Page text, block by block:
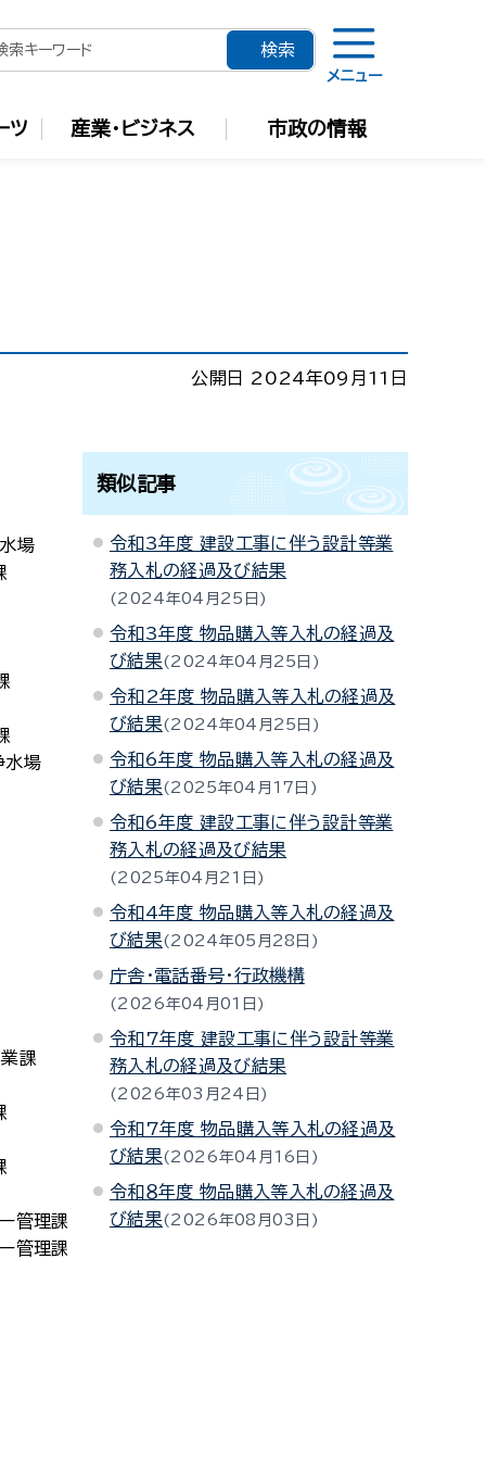
メニュー
ツ 産業・ビジネス 市政の情報
公開日 2024年09月11日
場
水場
課
管理課
管理課
類似記事
令和3年度 建設工事に伴う設計等業
務入札の経過及び結果
2024年04月25日
令和3年度 物品購入等入札の経過及
び結果 2024年04月25日
令和2年度 物品購入等入札の経過及
び結果 2024年04月25日
令和6年度 物品購入等入札の経過及
び結果 2025年04月17日
令和6年度 建設工事に伴う設計等業
務入札の経過及び結果
2025年04月21日
令和4年度 物品購入等入札の経過及
び結果 2024年05月28日
庁舎・電話番号・行政機構
2026年04月01日
令和7年度 建設工事に伴う設計等業
務入札の経過及び結果
2026年03月24日
令和7年度 物品購入等入札の経過及
び結果 2026年04月16日
令和８年度 物品購入等入札の経過及
び結果 2026年08月03日